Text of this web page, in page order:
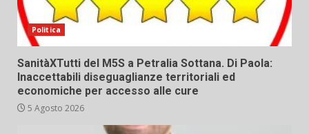
Politica
SanitàXTutti del M5S a Petralia Sottana. Di Paola:
Inaccettabili diseguaglianze territoriali ed
economiche per accesso alle cure
5 Agosto 2026